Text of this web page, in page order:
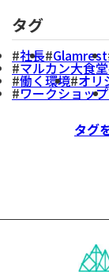
タグ
社長 Glamrest
マルカン大食
働く環境 オリ
ワークショップ
タグ